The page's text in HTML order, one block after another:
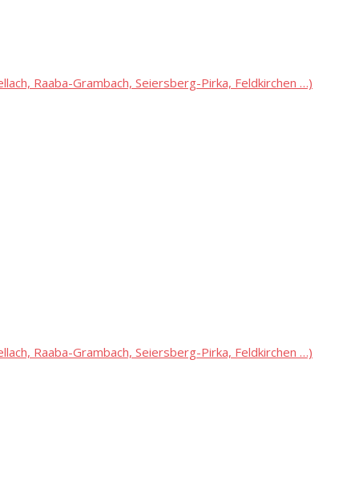
Raaba-Grambach, Seiersberg-Pirka, Feldkirchen …)
Raaba-Grambach, Seiersberg-Pirka, Feldkirchen …)